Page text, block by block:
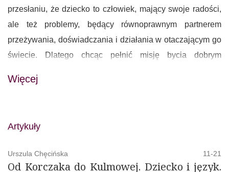
przesłaniu, że dziecko to człowiek, mający swoje radości,
ale też problemy, będący równoprawnym partnerem
przeżywania, doświadczania i działania w otaczającym go
świecie. Dlatego chcąc pełnić misję bycia dobrym
pisał Korczak – „dusza dziecka jest równie złożona jak
wiem, że należy, ale nie podołam. Wychowawca, który nie
kształtuje, nie dyktuje, a uczy, nie żąda, a zapytuje,
Więcej
Artykuły
Urszula Chęcińska 11-21
Od Korczaka do Kulmowej. Dziecko i język.